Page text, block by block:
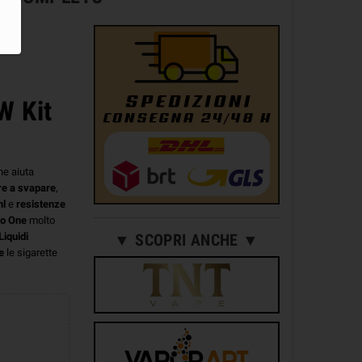
Kit
aiuta
a svapare
e resistenze
One molto
Liquidi
le sigarette
▼ SCOPRI ANCHE ▼